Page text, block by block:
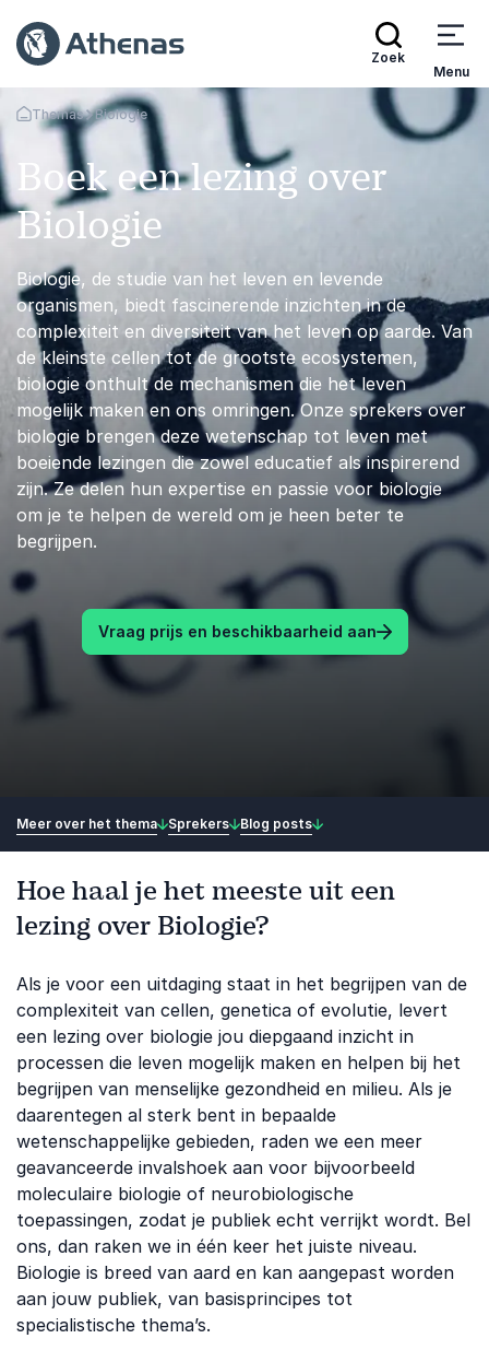
Zoek
Menu
Terug naar de startpagina
Themas Biologie
Boek een lezing over
Biologie
Biologie, de studie van het leven en levende
organismen, biedt fascinerende inzichten in de
complexiteit en diversiteit van het leven op aarde. Van
de kleinste cellen tot de grootste ecosystemen,
biologie onthult de mechanismen die het leven
mogelijk maken en ons omringen. Onze sprekers over
biologie brengen deze wetenschap tot leven met
boeiende lezingen die zowel educatief als inspirerend
zijn. Ze delen hun expertise en passie voor biologie
om je te helpen de wereld om je heen beter te
begrijpen.
Vraag prijs en beschikbaarheid aan
Meer over het thema Sprekers Blog posts
Hoe haal je het meeste uit een
lezing over Biologie?
Als je voor een uitdaging staat in het begrijpen van de
complexiteit van cellen, genetica of evolutie, levert
een lezing over biologie jou diepgaand inzicht in
processen die leven mogelijk maken en helpen bij het
begrijpen van menselijke gezondheid en milieu. Als je
daarentegen al sterk bent in bepaalde
wetenschappelijke gebieden, raden we een meer
geavanceerde invalshoek aan voor bijvoorbeeld
moleculaire biologie of neurobiologische
toepassingen, zodat je publiek echt verrijkt wordt. Bel
ons, dan raken we in één keer het juiste niveau.
Biologie is breed van aard en kan aangepast worden
aan jouw publiek, van basisprincipes tot
specialistische thema’s.